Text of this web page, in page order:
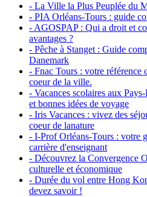
- La Ville la Plus Peuplée du
- PIA Orléans-Tours : guide
- AGOSPAP : Qui a droit et
avantages ?
- Pêche à Stanget : Guide
Danemark
- Fnac Tours : votre référence
coeur de la ville.
- Vacances scolaires aux
et bonnes idées de voyage
- Iris Vacances : vivez des
coeur de lanature
- I-Prof Orléans-Tours : votre
carrière d'enseignant
- Découvrez la Convergence
culturelle et économique
- Durée du vol entre Hong
devez savoir !